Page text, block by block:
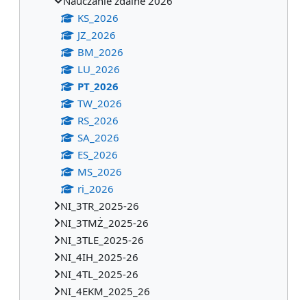
KS_2026
JZ_2026
BM_2026
LU_2026
PT_2026
TW_2026
RS_2026
SA_2026
ES_2026
MS_2026
ri_2026
NI_3TR_2025-26
NI_3TMŻ_2025-26
NI_3TLE_2025-26
NI_4IH_2025-26
NI_4TL_2025-26
NI_4EKM_2025_26